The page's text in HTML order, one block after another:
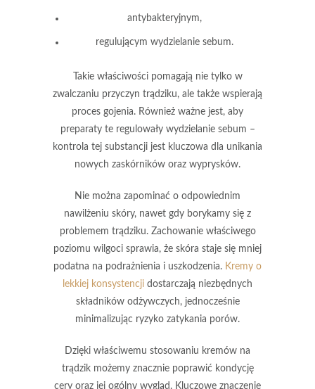
antybakteryjnym,
regulującym wydzielanie sebum.
Takie właściwości pomagają nie tylko w
zwalczaniu przyczyn trądziku, ale także wspierają
proces gojenia. Również ważne jest, aby
preparaty te regulowały wydzielanie sebum –
kontrola tej substancji jest kluczowa dla unikania
nowych zaskórników oraz wyprysków.
Nie można zapominać o odpowiednim
nawilżeniu skóry, nawet gdy borykamy się z
problemem trądziku. Zachowanie właściwego
poziomu wilgoci sprawia, że skóra staje się mniej
podatna na podrażnienia i uszkodzenia. Kremy o
lekkiej konsystencji dostarczają niezbędnych
składników odżywczych, jednocześnie
minimalizując ryzyko zatykania porów.
Dzięki właściwemu stosowaniu kremów na
trądzik możemy znacznie poprawić kondycję
cery oraz jej ogólny wygląd. Kluczowe znaczenie